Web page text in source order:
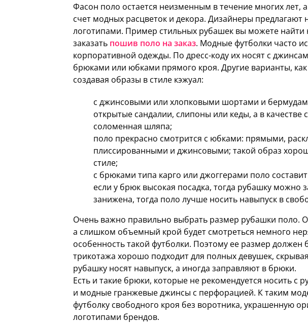
Фасон поло остается неизменным в течение многих лет,
счет модных расцветок и декора. Дизайнеры предлагают
логотипами. Пример стильных рубашек вы можете
заказать пошив поло на заказ. Модные футболки часто
корпоративной одежды. По дресс-коду их носят с
брюками или юбками прямого кроя. Другие варианты,
создавая образы в стиле кэжуал:
с джинсовыми или хлопковыми шортами и
открытые сандалии, слипоны или кеды, а в качестве
соломенная шляпа;
поло прекрасно смотрится с юбками: прямыми,
плиссированными и джинсовыми; такой образ
стиле;
с брюками типа карго или джоггерами поло
если у брюк высокая посадка, тогда рубашку можно
занижена, тогда поло лучше носить навыпуск в
Очень важно правильно выбрать размер рубашки поло.
а слишком объемный крой будет смотреться немного
особенность такой футболки. Поэтому ее размер
трикотажа хорошо подходит для полных девушек,
рубашку носят навыпуск, а иногда заправляют в брюки.
Есть и такие брюки, которые не рекомендуется носить с
и модные гранжевые джинсы с перфорацией. К таким
футболку свободного кроя без воротника, украшенную
логотипами брендов.